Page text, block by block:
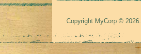
Copyright MyCorp © 2026.